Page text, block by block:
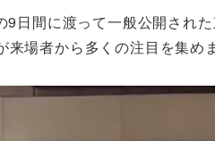
日間に渡って一般公開され
場者から多くの注目を集め